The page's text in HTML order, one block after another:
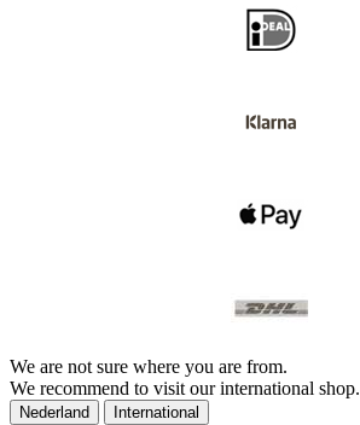
We are not sure where you are from.
We recommend to visit our international shop.
Nederland International